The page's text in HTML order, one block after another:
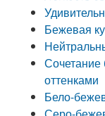
Бежевая
Сочетание
оттенками
Бело-